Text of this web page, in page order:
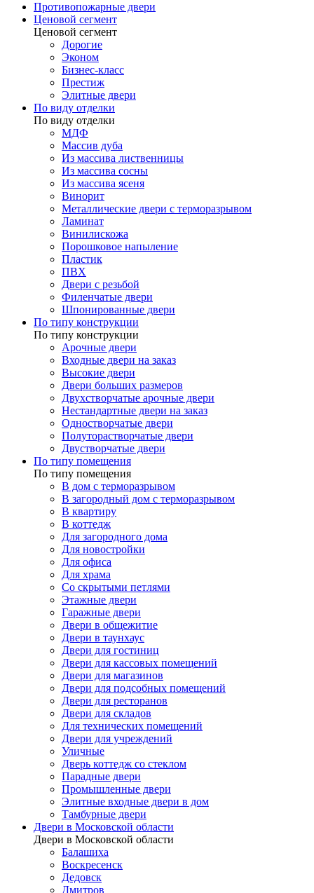
Противопожарные двери
Ценовой сегмент
Ценовой сегмент
Дорогие
Эконом
Бизнес-класс
Престиж
Элитные двери
По виду отделки
По виду отделки
МДФ
Массив дуба
Из массива лиственницы
Из массива сосны
Из массива ясеня
Винорит
Металлические двери с терморазрывом
Ламинат
Винилискожа
Порошковое напыление
Пластик
ПВХ
Двери с резьбой
Филенчатые двери
Шпонированные двери
По типу конструкции
По типу конструкции
Арочные двери
Входные двери на заказ
Высокие двери
Двери больших размеров
Двухстворчатые арочные двери
Нестандартные двери на заказ
Одностворчатые двери
Полуторастворчатые двери
Двустворчатые двери
По типу помещения
По типу помещения
В дом с терморазрывом
В загородный дом с терморазрывом
В квартиру
В коттедж
Для загородного дома
Для новостройки
Для офиса
Для храма
Со скрытыми петлями
Этажные двери
Гаражные двери
Двери в общежитие
Двери в таунхаус
Двери для гостиниц
Двери для кассовых помещений
Двери для магазинов
Двери для подсобных помещений
Двери для ресторанов
Двери для складов
Для технических помещений
Двери для учреждений
Уличные
Дверь коттедж со стеклом
Парадные двери
Промышленные двери
Элитные входные двери в дом
Тамбурные двери
Двери в Московской области
Двери в Московской области
Балашиха
Воскресенск
Дедовск
Дмитров